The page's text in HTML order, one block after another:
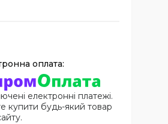
електронні платежі.
купити будь-який товар